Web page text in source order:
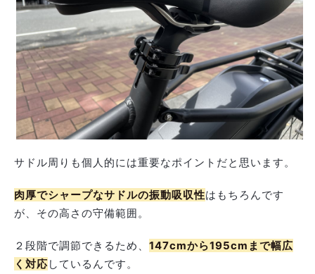
サドル周りも個人的には重要なポイントだと思います。
肉厚でシャープなサドルの振動吸収性はもちろんです
が、その高さの守備範囲。
２段階で調節できるため、 147cmから195cmまで幅広
く対応 しているんです。